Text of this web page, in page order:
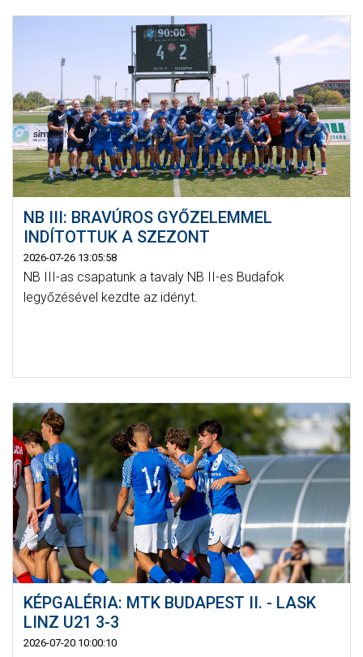
NB III: BRAVÚROS GYŐZELEMMEL
INDÍTOTTUK A SZEZONT
2026-07-26 13:05:58
NB III-as csapatunk a tavaly NB II-es Budafok
legyőzésével kezdte az idényt.
KÉPGALÉRIA: MTK BUDAPEST II. - LASK
LINZ U21 3-3
2026-07-20 10:00:10